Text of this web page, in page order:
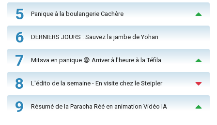
5 Panique à la boulangerie Cachère
6 DERNIERS JOURS : Sauvez la jambe de Yohan
7 Mitsva en panique 😨 Arriver à l'heure à la Téfila
8 L'édito de la semaine - En visite chez le Steipler
9 Résumé de la Paracha Réé en animation Vidéo IA